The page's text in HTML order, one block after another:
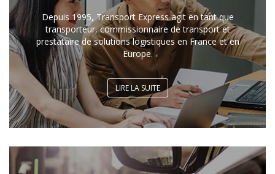
Depuis 1995, Transport Express agit en tant que
transporteur, commissionnaire de transport et
prestataire de solutions logistiques en France et en
Europe.
LIRE LA SUITE